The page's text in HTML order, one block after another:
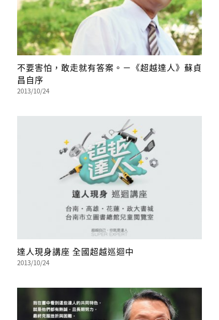
不要害怕，敢走就有答案。－《超越達人》蘇貞
昌自序
2013/10/24
達人現身講座 全國超越巡迴中
2013/10/24